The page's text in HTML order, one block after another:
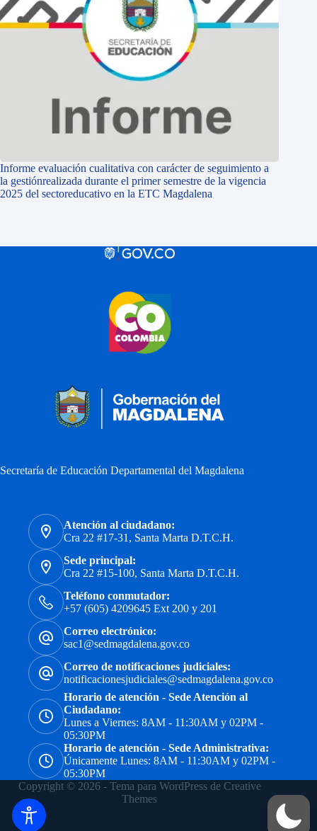
Informe evaluación cualitativa con carácter de seguimiento a
la gestiónrealizada durante el primer semestre de la vigencia
2025 del sectoreducativo en la ETC Magdalena
Secretaría de Educación Departamental del Magdalena
Atención al ciudadano:
Cra 22 #17-31, Santa Marta D.T.C.H.
Sede principal:
Cra 22 #15-100, Santa Marta D.T.C.H.
Teléfono conmutador:
+57 (605) 4209645 Ext 200 y 201
Correo electrónico:
sac1@sedmagdalena.gov.co
Correo de notificaciones judiciales:
notificacionesjudiciales@sedmagdalena.gov.co
Horario de atención - Sede Atención al
Ciudadano:
Lunes a Viernes: 8AM - 11:30AM y 02PM -
05:30PM
Horario de atención - Sede Administrativa:
Únicamente Lunes: 8AM - 11:30AM y 02PM -
05:30PM
Copyright © 2026 - Tema para WordPress de Creative
Themes